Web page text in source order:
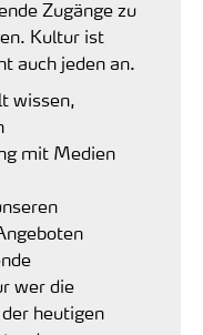
Zugänge zu
Kultur ist
auch jeden an.
wissen,
mit Medien
wer die
heutigen